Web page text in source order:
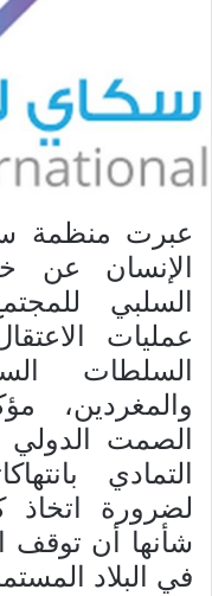
عبرت منظمة
الإنسان عن
السلبي
عمليات
السلطات
والمغردين،
الصمت
التمادي
لضرورة اتخاذ
شأنها أن توقف
في البلاد